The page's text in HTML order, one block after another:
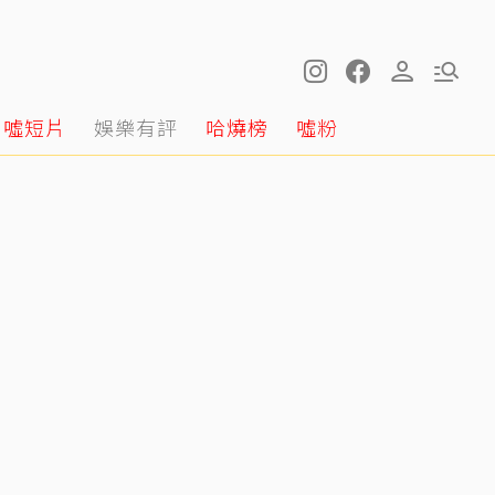
噓短片 娛樂有評 哈燒榜 噓粉